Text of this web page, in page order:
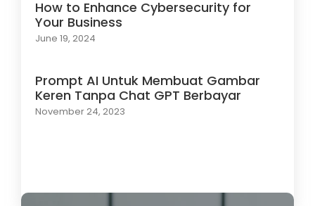
How to Enhance Cybersecurity for
Your Business
June 19, 2024
Prompt AI Untuk Membuat Gambar
Keren Tanpa Chat GPT Berbayar
November 24, 2023